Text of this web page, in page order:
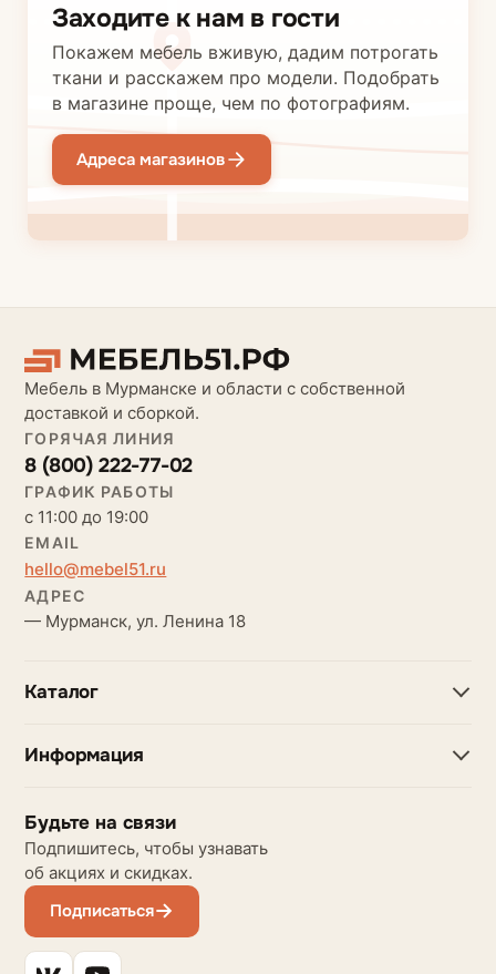
Заходите к нам в гости
Покажем мебель вживую, дадим потрогать
ткани и расскажем про модели. Подобрать
в магазине проще, чем по фотографиям.
Адреса магазинов
Мебель в Мурманске и области с собственной
доставкой и сборкой.
ГОРЯЧАЯ ЛИНИЯ
8 (800) 222-77-02
ГРАФИК РАБОТЫ
с 11:00 до 19:00
EMAIL
hello@mebel51.ru
АДРЕС
— Мурманск, ул. Ленина 18
Каталог
Информация
Будьте на связи
Подпишитесь, чтобы узнавать
об акциях и скидках.
Подписаться